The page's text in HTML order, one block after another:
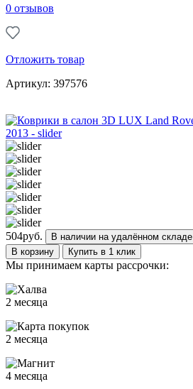
0 отзывов
Отложить товар
Артикул: 397576
504руб.
В наличии на удалённом складе
В корзину
Купить в 1 клик
Мы принимаем карты рассрочки:
2 месяца
2 месяца
4 месяца